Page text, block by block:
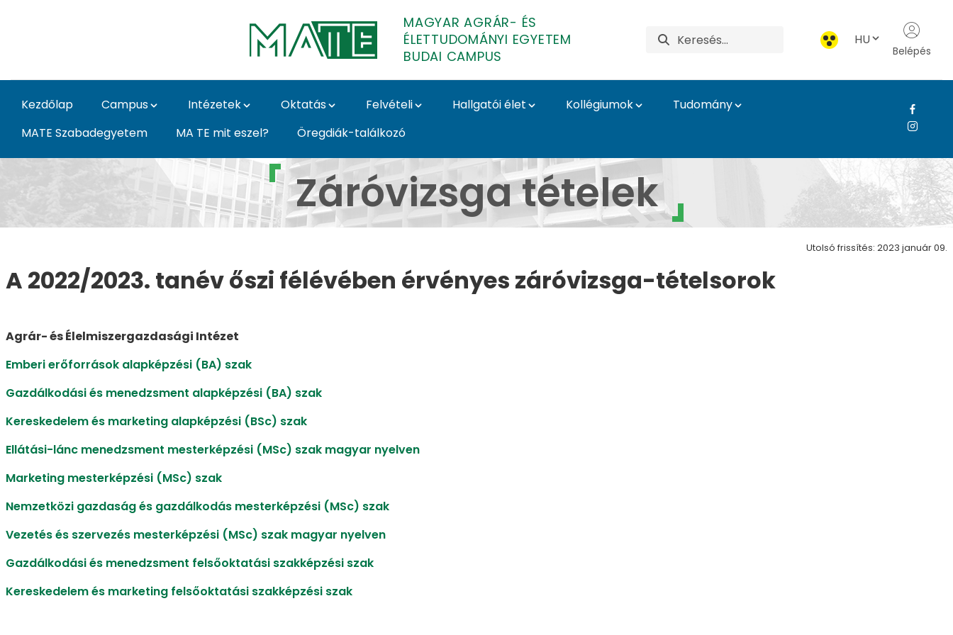
MAGYAR AGRÁR- ÉS
ÉLETTUDOMÁNYI EGYETEM
BUDAI CAMPUS
HU
Belépés
Kezdőlap Campus Intézetek Oktatás Felvételi Hallgatói élet Kollégiumok
Tudomány
MATE Szabadegyetem
MA TE mit eszel? Öregdiák-találkozó
Záróvizsgázóknak - Budai Campus
Záróvizsga tételek
Utolsó frissítés: 2023 január 09.
A 2022/2023. tanév őszi félévében érvényes záróvizsga-tételsorok
Agrár- és Élelmiszergazdasági Intézet
Emberi erőforrások alapképzési (BA) szak
Gazdálkodási és menedzsment alapképzési (BA) szak
Kereskedelem és marketing alapképzési (BSc) szak
Ellátási-lánc menedzsment mesterképzési (MSc) szak magyar nyelven
Marketing mesterképzési (MSc) szak
Nemzetközi gazdaság és gazdálkodás mesterképzési (MSc) szak
Vezetés és szervezés mesterképzési (MSc) szak magyar nyelven
Gazdálkodási és menedzsment felsőoktatási szakképzési szak
Kereskedelem és marketing felsőoktatási szakképzési szak